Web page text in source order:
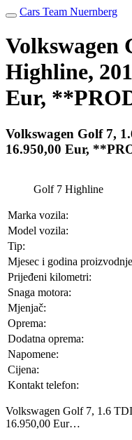
Cars Team Nuernberg
Volkswagen
Highline,
Eur,
Volkswagen Golf 7,
16.950,00 Eur,
Golf 7 Highline
Marka vozila:
Model vozila:
Tip:
Mjesec i godina
Prijeđeni kilometri:
Snaga motora:
Mjenjač:
Oprema:
Dodatna oprema:
Napomene:
Cijena:
Kontakt telefon:
Volkswagen Golf 7, 1.6
16.950,00 Eur…